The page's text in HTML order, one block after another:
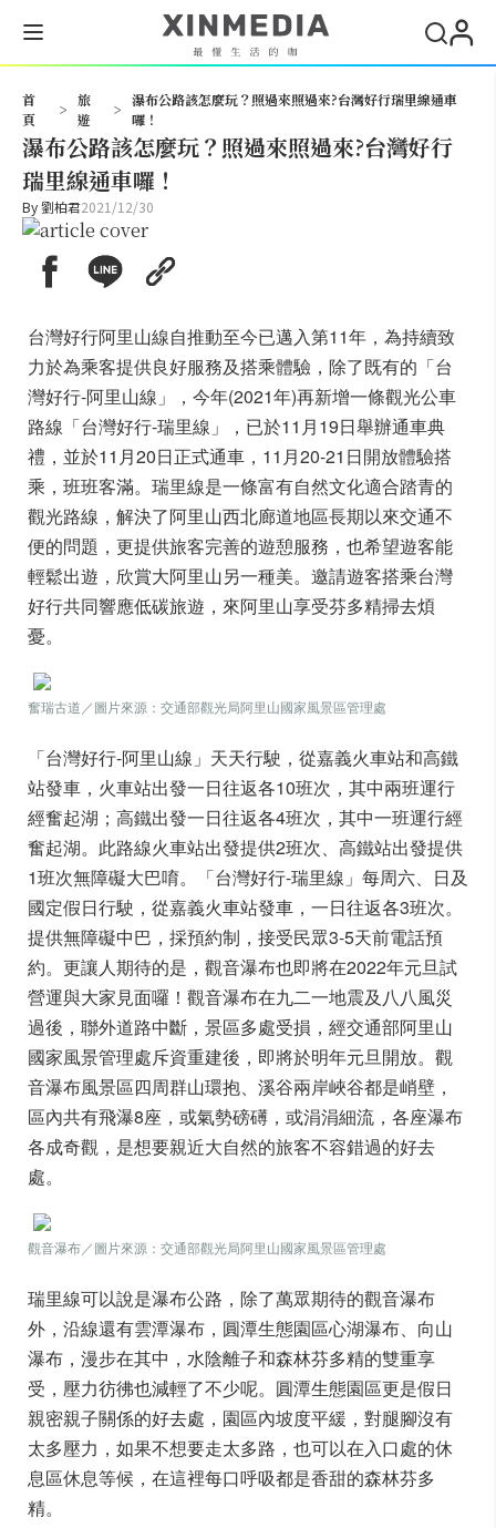
首
頁
>
旅
遊
>
瀑布公路該怎麼玩？照過來照過來?台灣好行瑞里線通車
囉！
瀑布公路該怎麼玩？照過來照過來?台灣好行
瑞里線通車囉！
By劉柏君2021/12/30
台灣好行阿里山線自推動至今已邁入第11年，為持續致
力於為乘客提供良好服務及搭乘體驗，除了既有的「台
灣好行-阿里山線」，今年(2021年)再新增一條觀光公車
路線「台灣好行-瑞里線」，已於11月19日舉辦通車典
禮，並於11月20日正式通車，11月20-21日開放體驗搭
乘，班班客滿。瑞里線是一條富有自然文化適合踏青的
觀光路線，解決了阿里山西北廊道地區長期以來交通不
便的問題，更提供旅客完善的遊憩服務，也希望遊客能
輕鬆出遊，欣賞大阿里山另一種美。邀請遊客搭乘台灣
好行共同響應低碳旅遊，來阿里山享受芬多精掃去煩
憂。
奮瑞古道／圖片來源：交通部觀光局阿里山國家風景區管理處
「台灣好行-阿里山線」天天行駛，從嘉義火車站和高鐵
站發車，火車站出發一日往返各10班次，其中兩班運行
經奮起湖；高鐵出發一日往返各4班次，其中一班運行經
奮起湖。此路線火車站出發提供2班次、高鐵站出發提供
1班次無障礙大巴唷。「台灣好行-瑞里線」每周六、日及
國定假日行駛，從嘉義火車站發車，一日往返各3班次。
提供無障礙中巴，採預約制，接受民眾3-5天前電話預
約。更讓人期待的是，觀音瀑布也即將在2022年元旦試
營運與大家見面囉！觀音瀑布在九二一地震及八八風災
過後，聯外道路中斷，景區多處受損，經交通部阿里山
國家風景管理處斥資重建後，即將於明年元旦開放。觀
音瀑布風景區四周群山環抱、溪谷兩岸峽谷都是峭壁，
區內共有飛瀑8座，或氣勢磅礡，或涓涓細流，各座瀑布
各成奇觀，是想要親近大自然的旅客不容錯過的好去
處。
觀音瀑布／圖片來源：交通部觀光局阿里山國家風景區管理處
瑞里線可以說是瀑布公路，除了萬眾期待的觀音瀑布
外，沿線還有雲潭瀑布，圓潭生態園區心湖瀑布、向山
瀑布，漫步在其中，水陰離子和森林芬多精的雙重享
受，壓力彷彿也減輕了不少呢。圓潭生態園區更是假日
親密親子關係的好去處，園區內坡度平緩，對腿腳沒有
太多壓力，如果不想要走太多路，也可以在入口處的休
息區休息等候，在這裡每口呼吸都是香甜的森林芬多
精。